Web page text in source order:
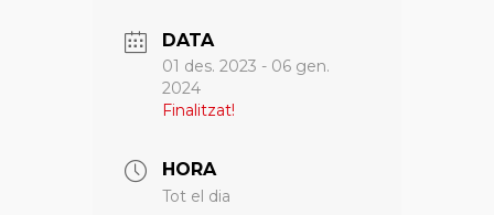
DATA
01 des. 2023 - 06 gen.
2024
Finalitzat!
HORA
Tot el dia